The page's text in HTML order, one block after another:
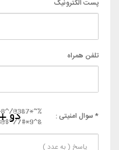
پست الکترونیک
تلفن همراه
* سوال امنیتی :